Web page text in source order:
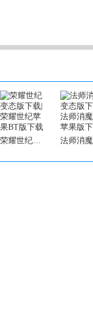
荣耀世纪变态版下载|荣耀世纪苹果BT版下载